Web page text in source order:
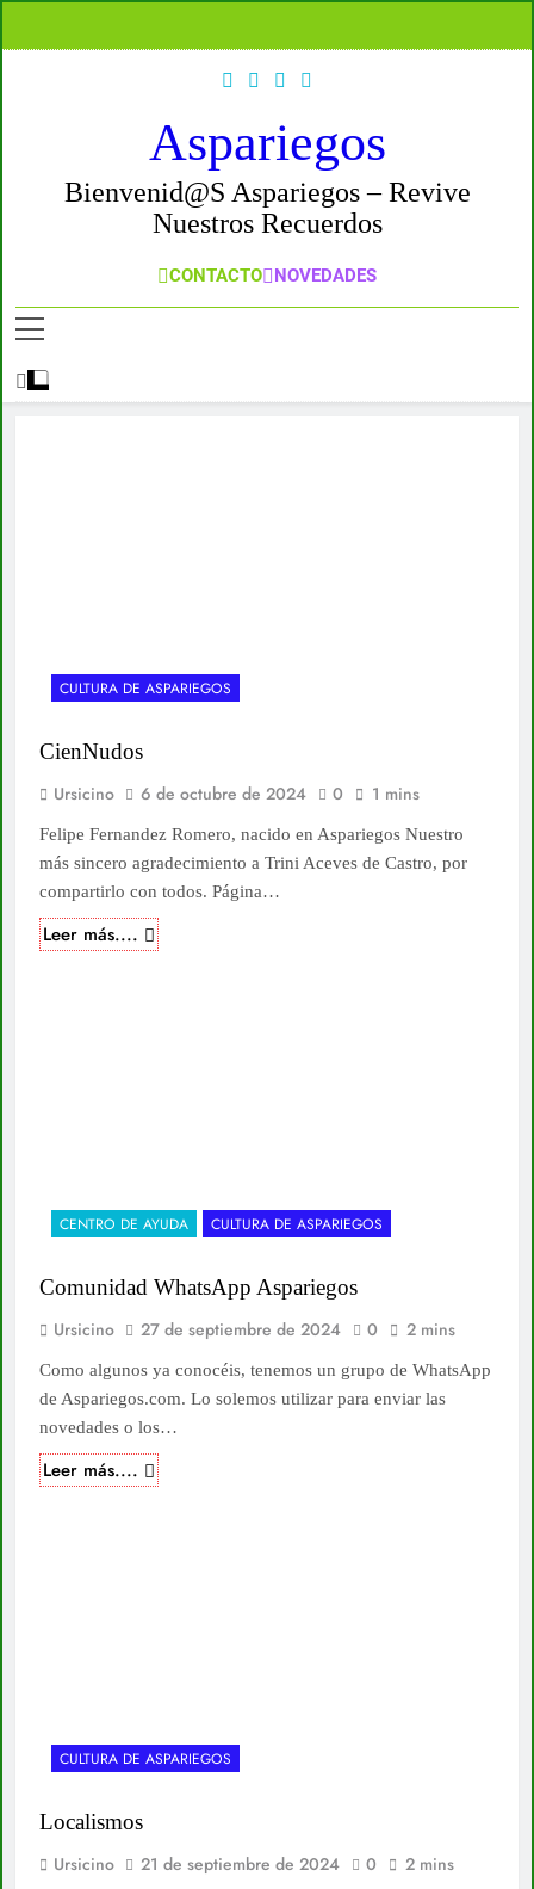
Aspariegos
Bienvenid@s Aspariegos – Revive
Nuestros Recuerdos
CONTACTO NOVEDADES
CULTURA DE ASPARIEGOS
CienNudos
Ursicino 6 de octubre de 2024 0 1 mins
Felipe Fernandez Romero, nacido en Aspariegos Nuestro
más sincero agradecimiento a Trini Aceves de Castro, por
compartirlo con todos. Página…
Leer más....
CENTRO DE AYUDA CULTURA DE ASPARIEGOS
Comunidad WhatsApp Aspariegos
Ursicino 27 de septiembre de 2024 0 2 mins
Como algunos ya conocéis, tenemos un grupo de WhatsApp
de Aspariegos.com. Lo solemos utilizar para enviar las
novedades o los…
Leer más....
CULTURA DE ASPARIEGOS
Localismos
Ursicino 21 de septiembre de 2024 0 2 mins